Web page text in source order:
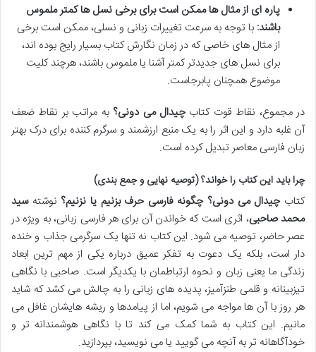
پاره ای از مثال ها ممکن است برای برخی نسل ها کمتر ملموس
باشند: با توجه به سرعت تغییرات زبانی و نسلی، ممکن است برخی
از مثال های خاصی که در زمان نگارش کتاب بسیار رایج بوده اند،
برای نسل های جدیدتر کمتر آشنا یا ملموس باشند، هرچند کلیت
موضوع همچنان پابرجاست.
در مجموع، نقاط قوت کتابچیدال می دونی؟ به مراتب بر نقاط ضعف
آن غلبه دارد و این اثر را به یک منبع ارزشمند و سرگرم کننده برای درک بهتر
زبان فارسی معاصر تبدیل کرده است.
چرا باید این کتاب را خواند؟ (توصیه نهایی و جمع بندی)
کتابچیدال می دونی؟ چگونه فارسی حرف بزنیم یا نزنیم؟ نوشتهسید
محمد صاحبی، اثری است که خواندن آن برای هر فارسی زبانی، به ویژه در
عصر حاضر، توصیه می شود. این کتاب نه تنها یک سرگرمی جذاب و خنده
دار است، بلکه یک دعوت به تفکر عمیق درباره یکی از مهم ترین ابعاد
زندگی ما یعنی زبان و نحوه ارتباطمان با یکدیگر است. صاحبی با نگاهی
تیزبینانه و قلمی طنزآمیز، پدیده های زبانی را به چالش می کشد که شاید
هر روز با آن ها مواجه می شویم، اما از پیامدها و ریشه هایشان غافل می
مانیم. این کتاب به شما کمک می کند تا با نگاهی هوشمندانه تر و
خودآگاهانه تر به آنچه می گویید یا می نویسید، بپردازید.